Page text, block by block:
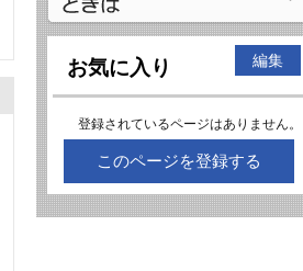
お気に入り 編集
登録されているページはありません。
このページを登録する